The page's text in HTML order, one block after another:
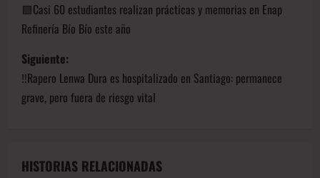
🟩Casi 60 estudiantes realizan prácticas y memorias en Enap
Refinería Bío Bío este año
Siguiente:
‼️Rapero Lenwa Dura es hospitalizado en Santiago: permanece
grave, pero fuera de riesgo vital
HISTORIAS RELACIONADAS